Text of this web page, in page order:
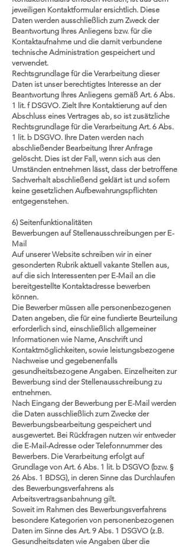
jeweiligen Kontaktformular ersichtlich. Diese
Daten werden ausschließlich zum Zweck der
Beantwortung Ihres Anliegens bzw. für die
Kontaktaufnahme und die damit verbundene
technische Administration gespeichert und
verwendet.
Rechtsgrundlage für die Verarbeitung dieser
Daten ist unser berechtigtes Interesse an der
Beantwortung Ihres Anliegens gemäß Art. 6 Abs.
1 lit. f DSGVO. Zielt Ihre Kontaktierung auf den
Abschluss eines Vertrages ab, so ist zusätzliche
Rechtsgrundlage für die Verarbeitung Art. 6 Abs.
1 lit. b DSGVO. Ihre Daten werden nach
abschließender Bearbeitung Ihrer Anfrage
gelöscht. Dies ist der Fall, wenn sich aus den
Umständen entnehmen lässt, dass der betroffene
Sachverhalt abschließend geklärt ist und sofern
keine gesetzlichen Aufbewahrungspflichten
entgegenstehen.
6) Seitenfunktionalitäten
Bewerbungen auf Stellenausschreibungen per E-
Mail
Auf unserer Website schreiben wir in einer
gesonderten Rubrik aktuell vakante Stellen aus,
auf die sich Interessenten per E-Mail an die
bereitgestellte Kontaktadresse bewerben
können.
Die Bewerber müssen alle personenbezogenen
Daten angeben, die für eine fundierte Beurteilung
erforderlich sind, einschließlich allgemeiner
Informationen wie Name, Anschrift und
Kontaktmöglichkeiten, sowie leistungsbezogene
Nachweise und gegebenenfalls
gesundheitsbezogene Angaben. Einzelheiten zur
Bewerbung sind der Stellenausschreibung zu
entnehmen.
Nach Eingang der Bewerbung per E-Mail werden
die Daten ausschließlich zum Zwecke der
Bewerbungsbearbeitung gespeichert und
ausgewertet. Bei Rückfragen nutzen wir entweder
die E-Mail-Adresse oder Telefonnummer des
Bewerbers. Die Verarbeitung erfolgt auf
Grundlage von Art. 6 Abs. 1 lit. b DSGVO (bzw. §
26 Abs. 1 BDSG), in deren Sinne das Durchlaufen
des Bewerbungsverfahrens als
Arbeitsvertragsanbahnung gilt.
Soweit im Rahmen des Bewerbungsverfahrens
besondere Kategorien von personenbezogenen
Daten im Sinne des Art. 9 Abs. 1 DSGVO (z.B.
Gesundheitsdaten wie Angaben über die